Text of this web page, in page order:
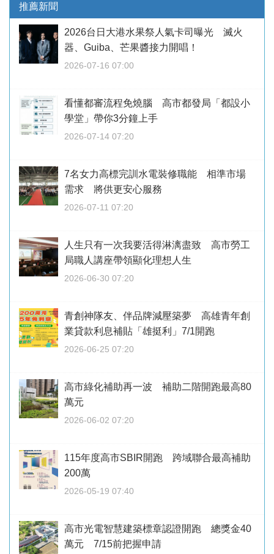
推薦新聞
2026台日大港水果祭人氣卡司曝光 滅火
器、Guiba、芒果醬接力開唱！
2026-07-16 07:00
看懂都審流程免燒腦 高市都發局「都設小
學堂」帶你3分鐘上手
2026-07-14 07:20
7名女力高標完訓水電裝修職能 相準市場
需求 將供更安心服務
2026-07-11 07:20
人生只有一次我要活得淋漓盡致 高市勞工
局職人講座帶領顯化理想人生
2026-06-30 07:20
青創神隊友、伴品牌減壓築夢 高雄青年創
業貸款利息補貼「雄挺利」7/1開跑
2026-06-25 07:20
高市綠化補助再一波 補助二階開跑最高80
萬元
2026-06-02 07:20
115年度高市SBIR開跑 跨域聯合最高補助
200萬
2026-05-19 07:40
高市光電智慧建築標章認證開跑 總獎金40
萬元 7/15前把握申請